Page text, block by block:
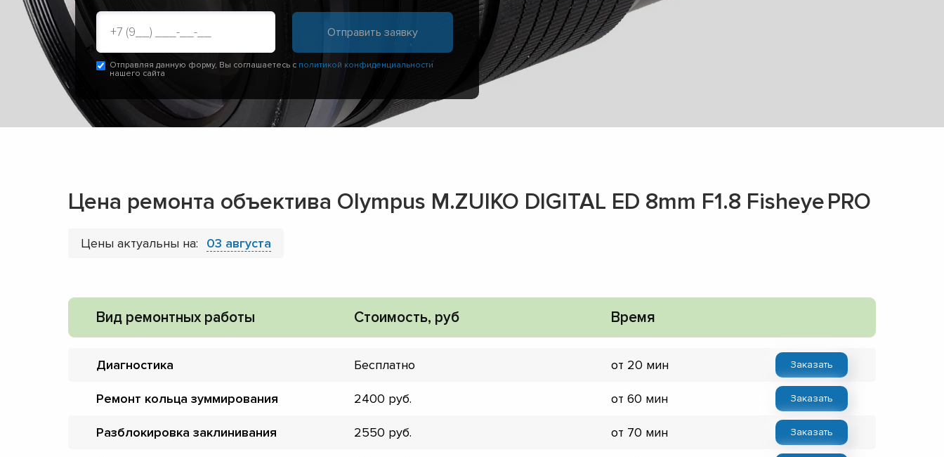
Отправляя данную форму, Вы соглашаетесь с политикой конфиденциальности
нашего сайта
Цена ремонта объектива Olympus M.ZUIKO DIGITAL ED 8mm F1.8 Fisheye PRO
Цены актуальны на: 03 августа
Вид ремонтных работы Стоимость, руб Время
Диагностика Бесплатно от 20 мин Заказать
Ремонт кольца зуммирования 2400 от 60 мин Заказать
Разблокировка заклинивания 2550 от 70 мин Заказать